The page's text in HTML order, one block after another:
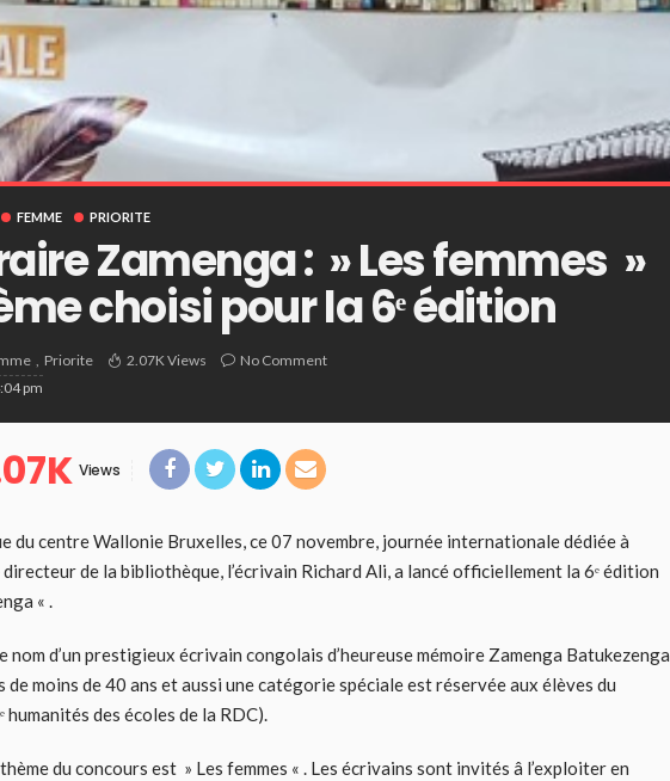
FEMME PRIORITE
Zamenga : » Les femmes »
choisi pour la 6ᵉ édition
Priorite 2.07K Views
No Comment
pm
Views
du centre Wallonie Bruxelles, ce 07 novembre, journée internationale dédiée à
directeur de la bibliothèque, l’écrivain Richard Ali, a lancé officiellement la 6ᵉ édition
« .
d’un prestigieux écrivain congolais d’heureuse mémoire Zamenga Batukezenga
moins de 40 ans et aussi une catégorie spéciale est réservée aux élèves du
humanités des écoles de la RDC).
du concours est » Les femmes « . Les écrivains sont invités â l’exploiter en